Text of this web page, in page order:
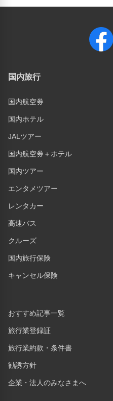
国内旅行
国内航空券
国内ホテル
JALツアー
国内航空券＋ホテル
国内ツアー
エンタメツアー
レンタカー
高速バス
クルーズ
国内旅行保険
キャンセル保険
おすすめ記事一覧
旅行業登録証
旅行業約款・条件書
勧誘方針
企業・法人のみなさまへ